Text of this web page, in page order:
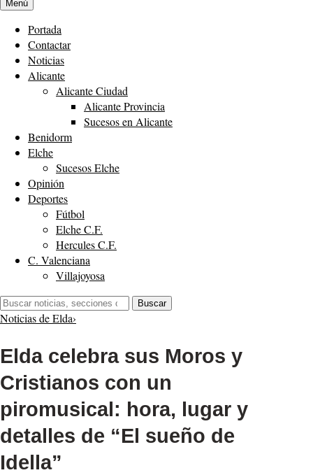
Menú
Portada
Contactar
Noticias
Alicante
Alicante Ciudad
Alicante Provincia
Sucesos en Alicante
Benidorm
Elche
Sucesos Elche
Opinión
Deportes
Fútbol
Elche C.F.
Hercules C.F.
C. Valenciana
Villajoyosa
Buscar:
Buscar
Noticias de Elda›
Elda celebra sus Moros y
Cristianos con un
piromusical: hora, lugar y
detalles de “El sueño de
Idella”